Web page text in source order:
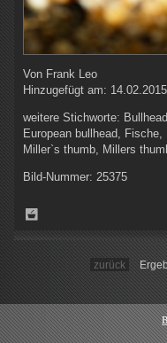
Von Frank Leo
Hinzugefügt am: 14.02.2015
weitere Stichworte:
European bullhead,
Miller`s thumb, Millers
Bild-Nummer: 25375
zurück